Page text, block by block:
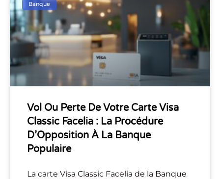
Banque
Vol Ou Perte De Votre Carte Visa
Classic Facelia : La Procédure
D’Opposition À La Banque
Populaire
La carte Visa Classic Facelia de la Banque